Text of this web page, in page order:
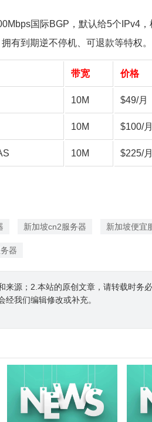
国际BGP，默认给5个IPv4
有到期逆不停机、可退款等特权。
带宽 价格
10M $49/月
10M $100/月
10M $225/月
新加坡cn2服务器 新加坡便宜
器
源；2.本站的原创文章，请转载时务
我们编辑修改或补充。